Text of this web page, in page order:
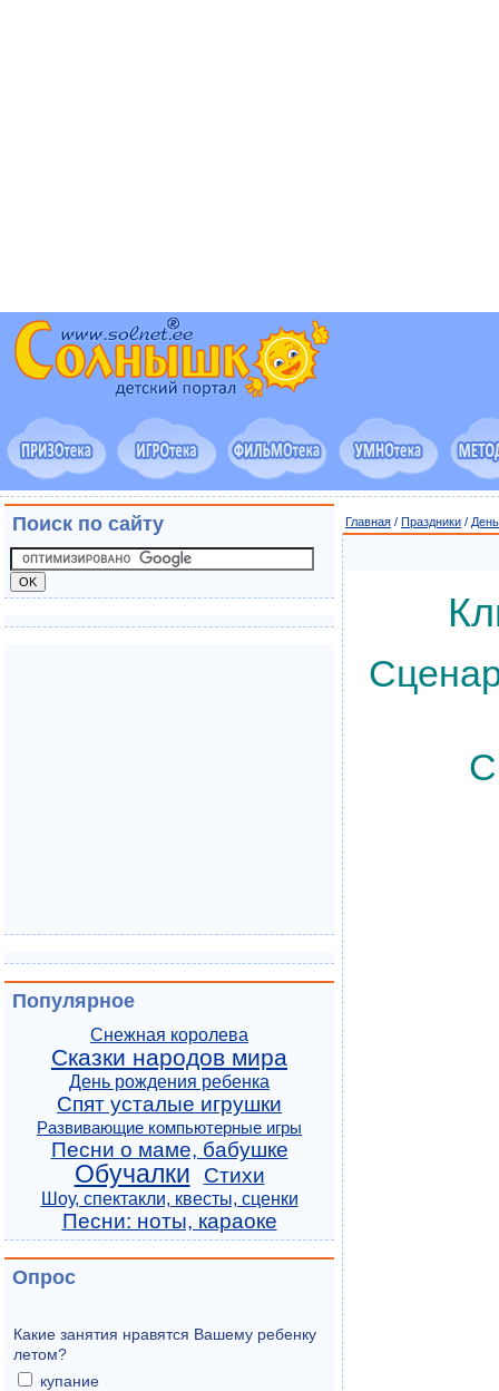
Главная / Праздники /
Поиск по сайту
Популярное
Снежная королева
Сказки народов мира
День рождения ребенка
Спят усталые игрушки
Развивающие компьютерные игры
Песни о маме, бабушке
Обучалки Стихи
Шоу, спектакли, квесты, сценки
Песни: ноты, караоке
Опрос
Какие занятия нравятся Вашему ребенку
летом?
купание